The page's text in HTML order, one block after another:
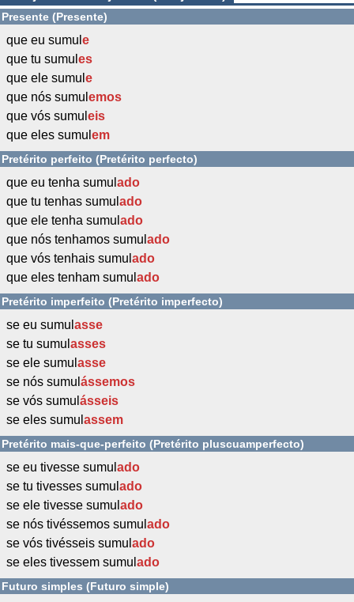
Presente (Presente)
que eu sumul e
que tu sumul es
que ele sumul e
que nós sumul emos
que vós sumul eis
que eles sumul em
Pretérito perfeito (Pretérito perfecto)
que eu tenha sumul ado
que tu tenhas sumul ado
que ele tenha sumul ado
que nós tenhamos sumul ado
que vós tenhais sumul ado
que eles tenham sumul ado
Pretérito imperfeito (Pretérito imperfecto)
se eu sumul asse
se tu sumul asses
se ele sumul asse
se nós sumul ássemos
se vós sumul ásseis
se eles sumul assem
Pretérito mais-que-perfeito (Pretérito pluscuamperfecto)
se eu tivesse sumul ado
se tu tivesses sumul ado
se ele tivesse sumul ado
se nós tivéssemos sumul ado
se vós tivésseis sumul ado
se eles tivessem sumul ado
Futuro simples (Futuro simple)